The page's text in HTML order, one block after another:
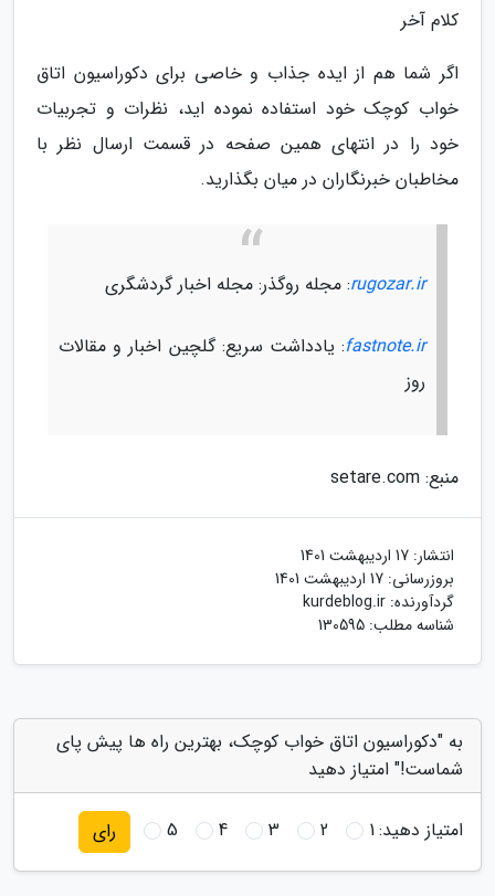
کلام آخر
اگر شما هم از ایده جذاب و خاصی برای دکوراسیون اتاق
خواب کوچک خود استفاده نموده اید، نظرات و تجربیات
خود را در انتهای همین صفحه در قسمت ارسال نظر با
مخاطبان خبرنگاران در میان بگذارید.
rugozar.ir: مجله روگذر: مجله اخبار گردشگری
fastnote.ir: یادداشت سریع: گلچین اخبار و مقالات
روز
منبع: setare.com
انتشار: 17 اردیبهشت 1401
بروزرسانی: 17 اردیبهشت 1401
گردآورنده: kurdeblog.ir
شناسه مطلب: 130595
به "دکوراسیون اتاق خواب کوچک، بهترین راه ها پیش پای
شماست!" امتیاز دهید
امتیاز دهید:1
2
3
4
5 رای